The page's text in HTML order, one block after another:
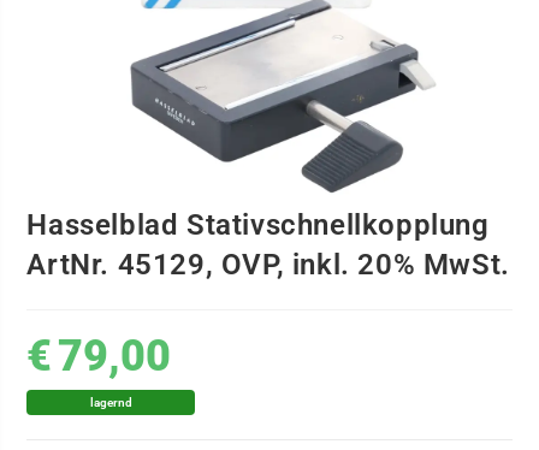
Hasselblad Stativschnellkopplung
ArtNr. 45129, OVP, inkl. 20% MwSt.
€79,00
lagernd